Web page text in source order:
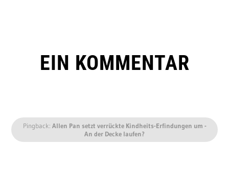
EIN KOMMENTAR
Pingback: Allen Pan setzt verrückte Kindheits-Erfindungen um -
An der Decke laufen?